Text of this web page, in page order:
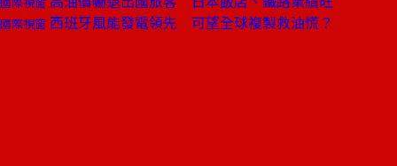
國際視窗 西班牙風能發電領先 可望全球複製救油慌？